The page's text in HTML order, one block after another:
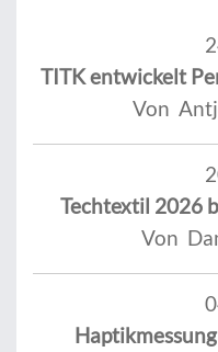
TITK entwickelt
Von
Techtextil 2026
Von